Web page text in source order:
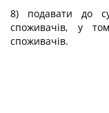
8) подавати до
споживачів, у
споживачів.